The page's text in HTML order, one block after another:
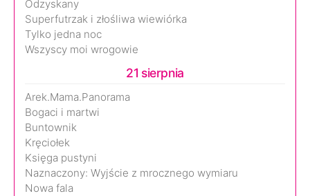
Odzyskany
Superfutrzak i złośliwa wiewiórka
Tylko jedna noc
Wszyscy moi wrogowie
21 sierpnia
Arek.Mama.Panorama
Bogaci i martwi
Buntownik
Kręciołek
Księga pustyni
Naznaczony: Wyjście z mrocznego wymiaru
Nowa fala